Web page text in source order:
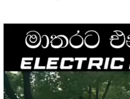
Video
Player